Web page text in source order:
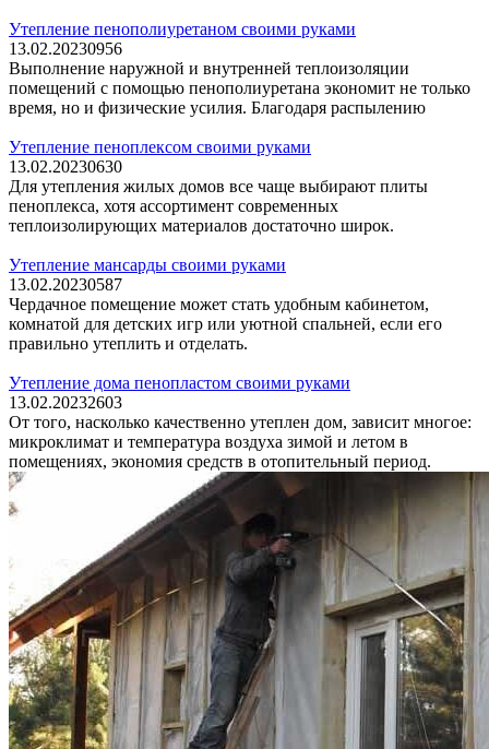
Утепление пенополиуретаном своими руками
13.02.20230956
Выполнение наружной и внутренней теплоизоляции
помещений с помощью пенополиуретана экономит не только
время, но и физические усилия. Благодаря распылению
Утепление пеноплексом своими руками
13.02.20230630
Для утепления жилых домов все чаще выбирают плиты
пеноплекса, хотя ассортимент современных
теплоизолирующих материалов достаточно широк.
Утепление мансарды своими руками
13.02.20230587
Чердачное помещение может стать удобным кабинетом,
комнатой для детских игр или уютной спальней, если его
правильно утеплить и отделать.
Утепление дома пенопластом своими руками
13.02.20232603
От того, насколько качественно утеплен дом, зависит многое:
микроклимат и температура воздуха зимой и летом в
помещениях, экономия средств в отопительный период.